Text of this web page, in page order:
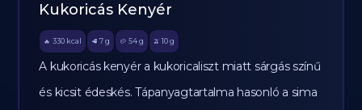
Kukoricás Kenyér
🔥 330 kcal 🥩 7 g 🥔 54g 🫒 10 g
A kukoricás kenyér a kukoricaliszt miatt sárgás színű
és kicsit édeskés. Tápanyagtartalma hasonló a sima